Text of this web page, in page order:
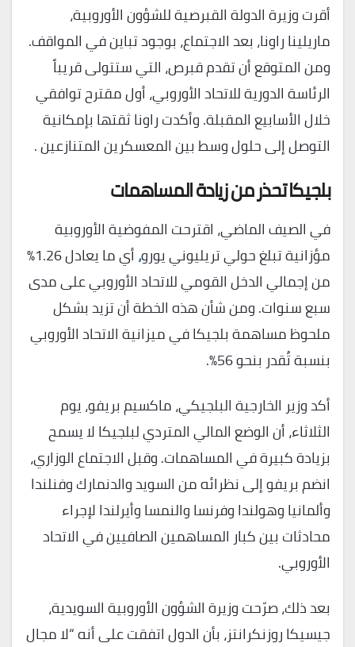
أقرت وزيرة الدولة القبرصية للشؤون الأوروبية،
ماريلينا راونا، بعد الاجتماع، بوجود تباين في المواقف.
ومن المتوقع أن تقدم قبرص، التي ستتولى قريباً
الرئاسة الدورية للاتحاد الأوروبي، أول مقترح توافقي
خلال الأسابيع المقبلة. وأكدت راونا ثقتها بإمكانية
التوصل إلى حلول وسط بين المعسكرين المتنازعين .
بلجيكا تحذر من زيادة المساهمات
في الصيف الماضي، اقترحت المفوضية الأوروبية
مؤزانية تبلغ حولي تريليوني يورو،
أي ما يعادل 1.26%
من إجمالي الدخل القومي للاتحاد الأوروبي على مدى
سبع سنوات. ومن شأن هذه الخطة أن تزيد بشكل
ملحوظ مساهمة بلجيكا في ميزانية الاتحاد الأوروبي
بنسبة تُقدر بنحو 56%.
أكد وزير الخارجية البلجيكي، ماكسيم بريفو، يوم
الثلاثاء، أن الوضع المالي المتردي لبلجيكا لا يسمح
بزيادة كبيرة في المساهمات. وقبل الاجتماع الوزاري،
انضم بريفو إلى نظرائه من السويد والدنمارك وفنلندا
وألمانيا وهولندا وفرنسا والنمسا وأيرلندا لإجراء
محادثات بين كبار المساهمين الصافيين في الاتحاد
الأوروبي.
بعد ذلك، صرّحت وزيرة الشؤون الأوروبية السويدية،
جيسيكا روزنكرانتز، بأن الدول اتفقت على أنه “لا مجال